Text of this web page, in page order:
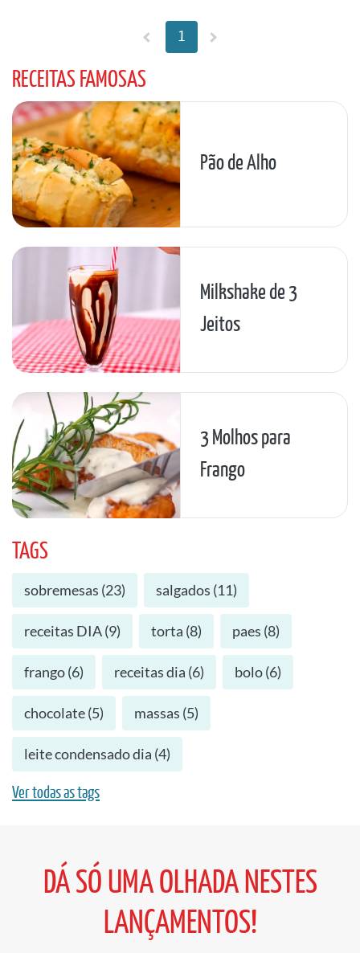
1
RECEITAS FAMOSAS
Pão de Alho
Milkshake de 3
Jeitos
3 Molhos para
Frango
TAGS
sobremesas (23) salgados (11)
receitas DIA(9) torta (8) paes (8)
frango(6) receitas dia (6) bolo(6)
chocolate(5) massas (5)
leite condensado dia (4)
Ver todas as tags
DÁ SÓ UMA OLHADA NESTES
LANÇAMENTOS!